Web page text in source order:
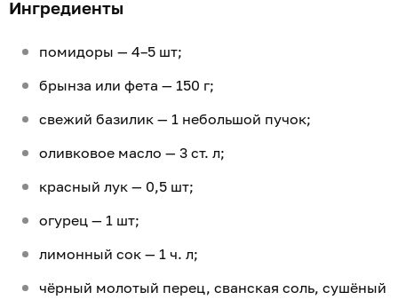
Ингредиенты
помидоры — 4–5 шт;
брынза или фета — 150 г;
свежий базилик — 1 небольшой пучок;
оливковое масло — 3 ст. л;
красный лук — 0,5 шт;
огурец — 1 шт;
лимонный сок — 1 ч. л;
чёрный молотый перец, сванская соль, сушёный